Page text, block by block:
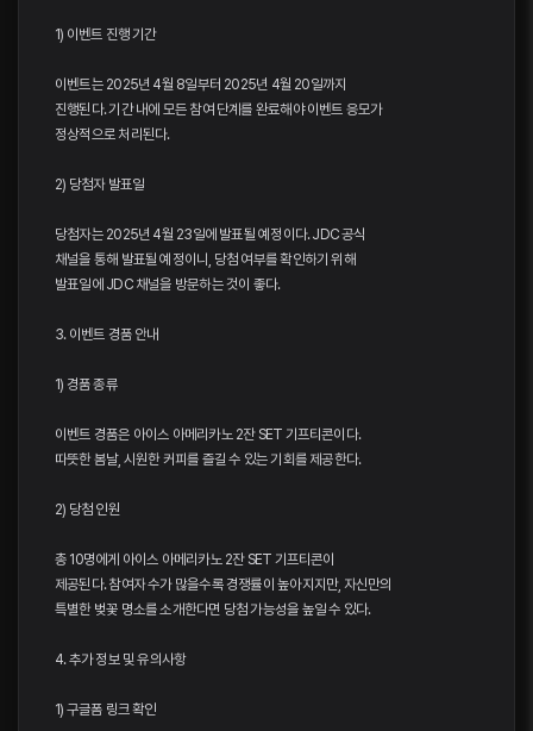
1) 이벤트 진행 기간
이벤트는 2025년 4월 8일부터 2025년 4월 20일까지
진행된다. 기간 내에 모든 참여 단계를 완료해야 이벤트 응모가
정상적으로 처리된다.
2) 당첨자 발표일
당첨자는 2025년 4월 23일에 발표될 예정이다. JDC 공식
채널을 통해 발표될 예정이니, 당첨 여부를 확인하기 위해
발표일에 JDC 채널을 방문하는 것이 좋다.
3. 이벤트 경품 안내
1) 경품 종류
이벤트 경품은 아이스 아메리카노 2잔 SET 기프티콘이다.
따뜻한 봄날, 시원한 커피를 즐길 수 있는 기회를 제공한다.
2) 당첨 인원
총 10명에게 아이스 아메리카노 2잔 SET 기프티콘이
제공된다. 참여자 수가 많을수록 경쟁률이 높아지지만, 자신만의
특별한 벚꽃 명소를 소개한다면 당첨 가능성을 높일 수 있다.
4. 추가 정보 및 유의사항
1) 구글폼 링크 확인